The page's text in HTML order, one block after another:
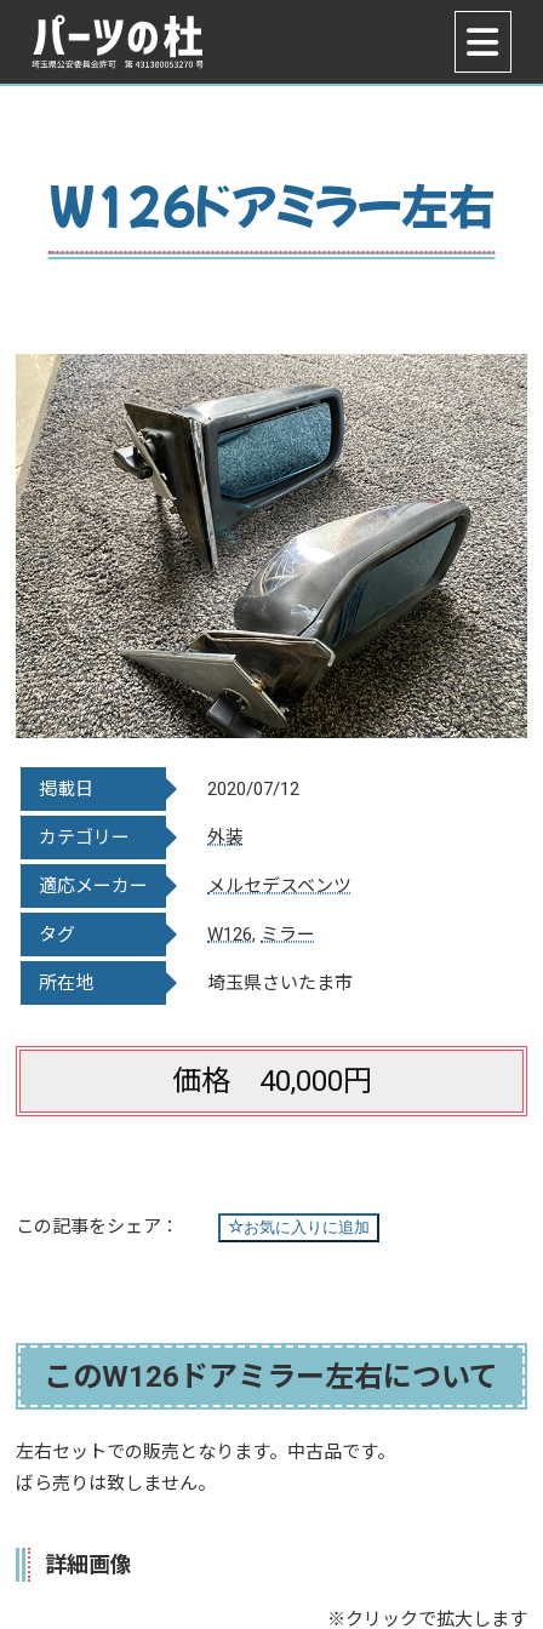
W126ドアミラー左右
掲載日 2020/07/12
カテゴリー 外装
適応メーカー メルセデスベンツ
タグ W126, ミラー
所在地 埼玉県さいたま市
価格 40,000円
この記事をシェア： お気に入りに追加
このW126ドアミラー左右について
左右セットでの販売となります。中古品です。
ばら売りは致しません。
詳細画像
※クリックで拡大します